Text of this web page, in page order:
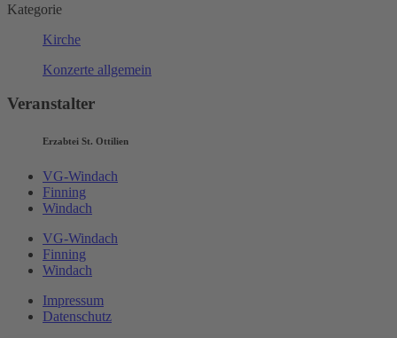
Kategorie
Kirche
Konzerte allgemein
Veranstalter
Erzabtei St. Ottilien
VG-Windach
Finning
Windach
VG-Windach
Finning
Windach
Impressum
Datenschutz